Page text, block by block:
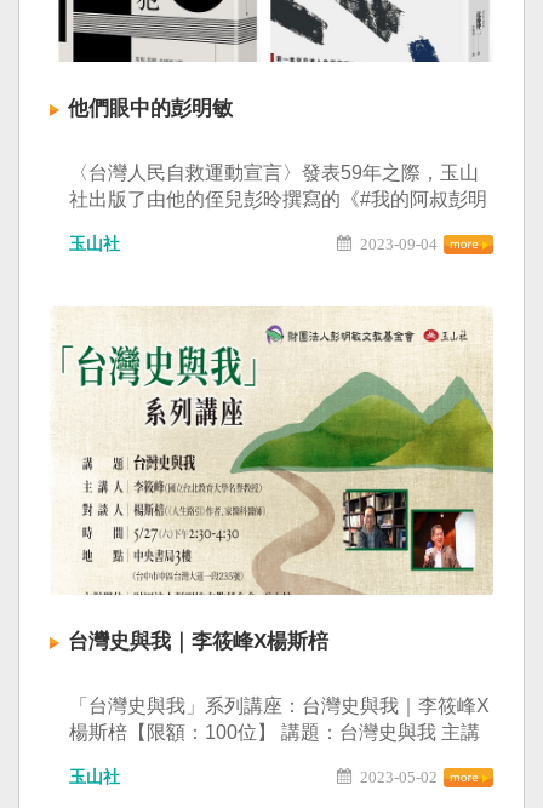
他們眼中的彭明敏
〈台灣人民自救運動宣言〉發表59年之際，玉山
社出版了由他的侄兒彭昤撰寫的《#我的阿叔彭明
的《#對抗蔣介石的台灣人彭明敏》。 相較於彭教
外一種視角，補足了彭教授從來沒有提及到的部
份與細節。 #我的阿叔彭明敏是通緝犯 作者：彭
昤 #對抗蔣介石的台灣人彭明敏 作者： 近藤伸二
雙書分享會，歡迎報名參加 報名連結
https://reurl.cc/ZW6NNg 時間：2023/9/16（六）
下午2:30--4：00 地點：台灣國際會館 台北市南京
東路二段125號15樓 出版：玉山社出版公司 舉
辦：彭明敏文教基金會、玉山社
玉山社 2023-09-04
台灣史與我｜李筱峰X楊斯棓
「台灣史與我」系列講座：台灣史與我｜李筱峰X
楊斯棓【限額：100位】 講題：台灣史與我 主講
人：楊斯棓（《人生路引》作者、家醫科醫師）
玉山社 2023-05-02